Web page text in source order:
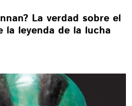
La verdad sobre el
la leyenda de la lucha